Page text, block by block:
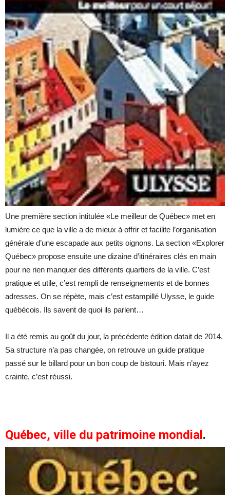
Une première section intitulée «Le meilleur de Québec» met en
lumière ce que la ville a de mieux à offrir et facilite l’organisation
générale d’une escapade aux petits oignons. La section «Explorer
Québec» propose ensuite une dizaine d’itinéraires clés en main
pour ne rien manquer des différents quartiers de la ville. C’est
pratique et utile, c’est rempli de renseignements et de bonnes
adresses. On se répète, mais c’est estampillé Ulysse, le guide
québécois. Ils savent de quoi ils parlent…
Il a été remis au goût du jour, la précédente édition datait de 2014.
Sa structure n’a pas changée, on retrouve un guide pratique
passé sur le billard pour un bon coup de bistouri. Mais n’ayez
crainte, c’est réussi.
Québec, ville du patrimoine mondial.